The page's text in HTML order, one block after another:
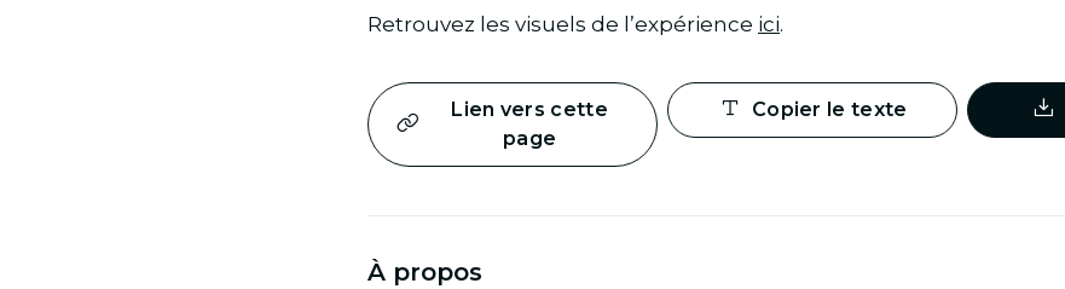
Retrouvez les visuels de l’expérience ici.
Lien vers cette
page
Copier le texte
À propos